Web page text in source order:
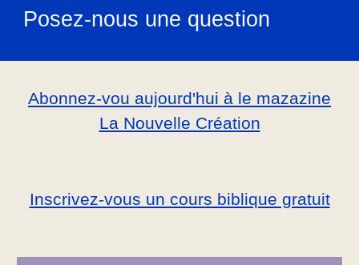
Posez-nous une question
Abonnez-vou aujourd'hui à le mazazine
La Nouvelle Création
Inscrivez-vous un cours biblique gratuit